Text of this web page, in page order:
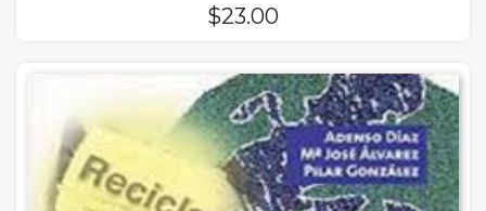
$23.00